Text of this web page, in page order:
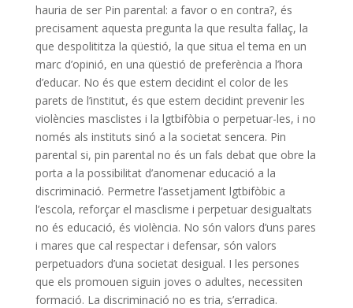
hauria de ser Pin parental: a favor o en contra?, és
precisament aquesta pregunta la que resulta fal·laç, la
que despolititza la qüestió, la que situa el tema en un
marc d’opinió, en una qüestió de preferència a l’hora
d’educar. No és que estem decidint el color de les
parets de l’institut, és que estem decidint prevenir les
violències masclistes i la lgtbifòbia o perpetuar-les, i no
només als instituts sinó a la societat sencera. Pin
parental si, pin parental no és un fals debat que obre la
porta a la possibilitat d’anomenar educació a la
discriminació. Permetre l’assetjament lgtbifòbic a
l’escola, reforçar el masclisme i perpetuar desigualtats
no és educació, és violència. No són valors d’uns pares
i mares que cal respectar i defensar, són valors
perpetuadors d’una societat desigual. I les persones
que els promouen siguin joves o adultes, necessiten
formació. La discriminació no es tria, s’erradica.